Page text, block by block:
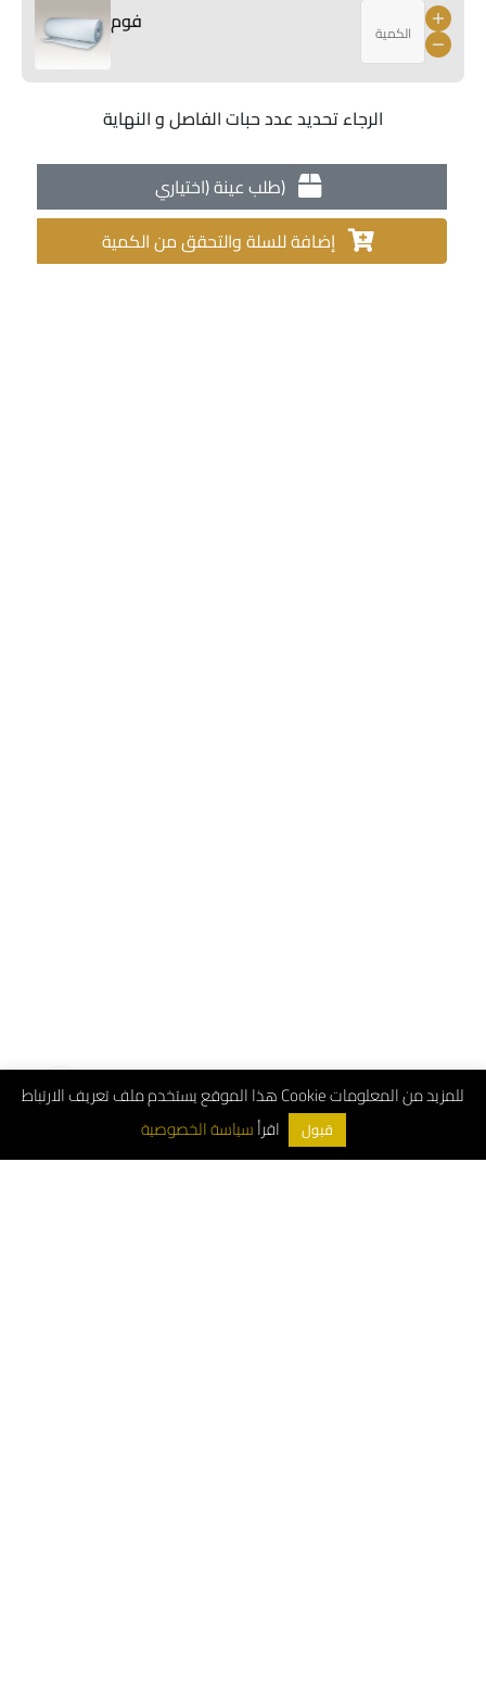
فوم
الرجاء تحديد عدد حبات الفاصل و النهاية
طلب عينة (اختياري)
إضافة للسلة والتحقق من الكمية
هذا الموقع يستخدم ملف تعريف الارتباط Cookie للمزيد من المعلومات
اقرأ
قبول